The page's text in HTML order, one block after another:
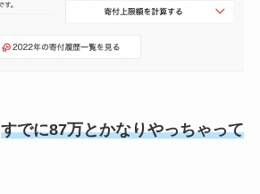
すでに87万とかなりやっちゃって